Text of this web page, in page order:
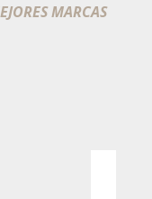
MARCAS